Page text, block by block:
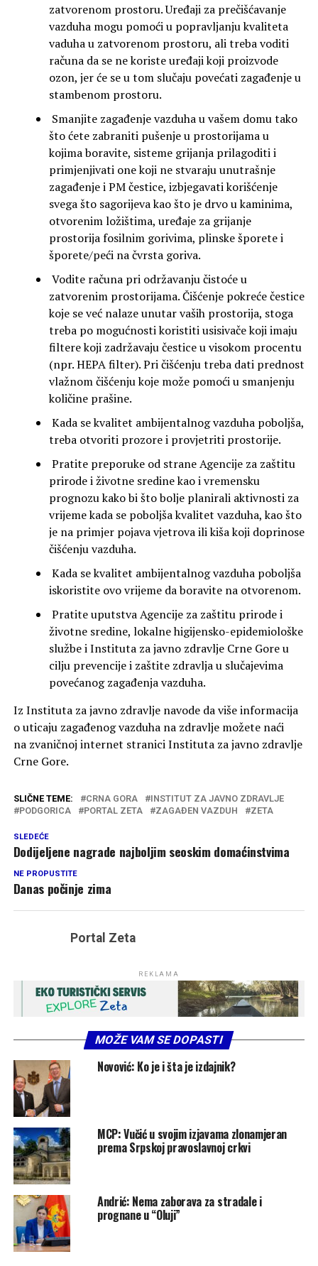
zatvorenom prostoru. Uređaji za prečišćavanje
vazduha mogu pomoći u popravljanju kvaliteta
vaduha u zatvorenom prostoru, ali treba voditi
računa da se ne koriste uređaji koji proizvode
ozon, jer će se u tom slučaju povećati zagađenje u
stambenom prostoru.
Smanjite zagađenje vazduha u vašem domu tako
što ćete zabraniti pušenje u prostorijama u
kojima boravite, sisteme grijanja prilagoditi i
primjenjivati one koji ne stvaraju unutrašnje
zagađenje i PM čestice, izbjegavati korišćenje
svega što sagorijeva kao što je drvo u kaminima,
otvorenim ložištima, uređaje za grijanje
prostorija fosilnim gorivima, plinske šporete i
šporete/peći na čvrsta goriva.
Vodite računa pri održavanju čistoće u
zatvorenim prostorijama. Čišćenje pokreće čestice
koje se već nalaze unutar vaših prostorija, stoga
treba po mogućnosti koristiti usisivače koji imaju
filtere koji zadržavaju čestice u visokom procentu
(npr. HEPA filter). Pri čišćenju treba dati prednost
vlažnom čišćenju koje može pomoći u smanjenju
količine prašine.
Kada se kvalitet ambijentalnog vazduha poboljša,
treba otvoriti prozore i provjetriti prostorije.
Pratite preporuke od strane Agencije za zaštitu
prirode i životne sredine kao i vremensku
prognozu kako bi što bolje planirali aktivnosti za
vrijeme kada se poboljša kvalitet vazduha, kao što
je na primjer pojava vjetrova ili kiša koji doprinose
čišćenju vazduha.
Kada se kvalitet ambijentalnog vazduha poboljša
iskoristite ovo vrijeme da boravite na otvorenom.
Pratite uputstva Agencije za zaštitu prirode i
životne sredine, lokalne higijensko-epidemiološke
službe i Instituta za javno zdravlje Crne Gore u
cilju prevencije i zaštite zdravlja u slučajevima
povećanog zagađenja vazduha.
Iz Instituta za javno zdravlje navode da više informacija
o uticaju zagađenog vazduha na zdravlje možete naći
na zvaničnoj internet stranici Instituta za javno zdravlje
Crne Gore.
SLIČNE TEME: CRNA GORA
INSTITUT ZA JAVNO ZDRAVLJE
PODGORICA
PORTAL ZETA ZAGAĐEN VAZDUH ZETA
SLEDEĆE
Dodijeljene nagrade najboljim seoskim domaćinstvima
NE PROPUSTITE
Danas počinje zima
Portal Zeta
REKLAMA
MOŽE VAM SE DOPASTI
Novović: Ko je i šta je izdajnik?
MCP: Vučić u svojim izjavama zlonamjeran
prema Srpskoj pravoslavnoj crkvi
Andrić: Nema zaborava za stradale i
prognane u “Oluji”